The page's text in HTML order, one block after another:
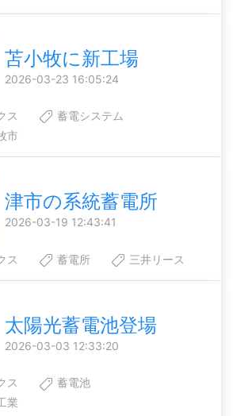
苫小牧に新工場
2026-03-23 16:05:24
ス
蓄電システム
市
津市の系統蓄電所
2026-03-19 12:43:41
ス 蓄電所 三井リース
太陽光蓄電池登場
2026-03-03 12:33:20
ス
蓄電池
業